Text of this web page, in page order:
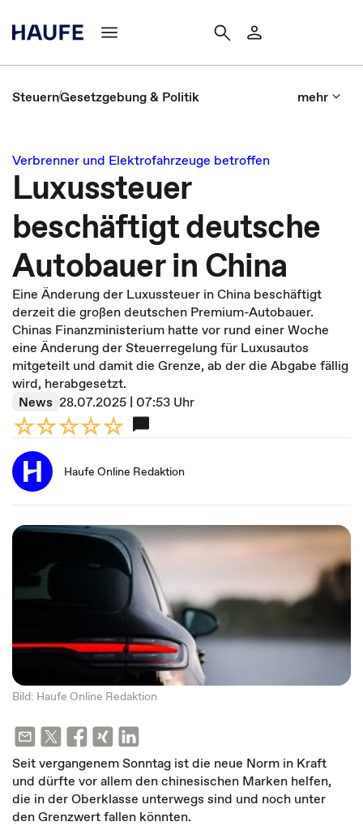
SteuernGesetzgebung & Politik mehr
Verbrenner und Elektrofahrzeuge betroffen
Luxussteuer
beschäftigt deutsche
Autobauer in China
Eine Änderung der Luxussteuer in China beschäftigt
derzeit die großen deutschen Premium-Autobauer.
Chinas Finanzministerium hatte vor rund einer Woche
eine Änderung der Steuerregelung für Luxusautos
mitgeteilt und damit die Grenze, ab der die Abgabe fällig
wird, herabgesetzt.
News 28.07.2025 | 07:53 Uhr
Haufe Online Redaktion
Bild: Haufe Online Redaktion
Seit vergangenem Sonntag ist die neue Norm in Kraft
und dürfte vor allem den chinesischen Marken helfen,
die in der Oberklasse unterwegs sind und noch unter
den Grenzwert fallen könnten.